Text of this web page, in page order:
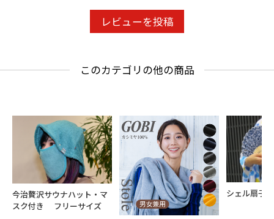
レビューを投稿
このカテゴリの他の商品
今治贅沢サウナハット・マ
スク付き フリーサイズ
シェル扇子